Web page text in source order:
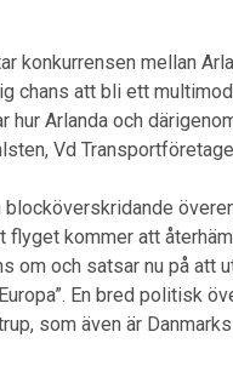
konkurrensen mellan
chans att bli ett
hur Arlanda och
Vd
kommer att
om och satsar nu på att
En bred politisk
som även är